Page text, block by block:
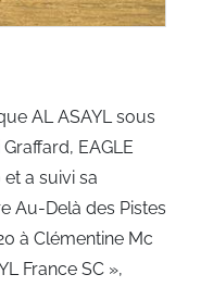
AL ASAYL sous
EAGLE
a suivi sa
Au-Delà des Pistes
à Clémentine Mc
France SC »,